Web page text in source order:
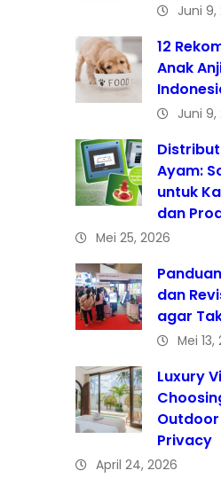
Juni 9,
12
Anak
Juni 9,
Ayam:
untuk
dan
Mei 25, 2026
dan
agar
Mei 13,
Luxury
Privacy
April 24, 2026